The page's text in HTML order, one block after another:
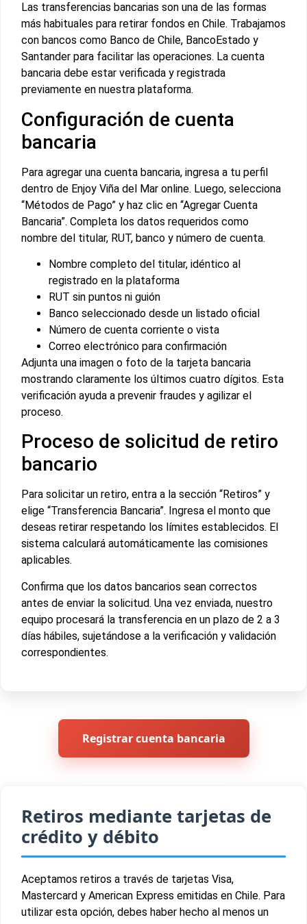
Las transferencias bancarias son una de las formas
más habituales para retirar fondos en Chile. Trabajamos
con bancos como Banco de Chile, BancoEstado y
Santander para facilitar las operaciones. La cuenta
bancaria debe estar verificada y registrada
previamente en nuestra plataforma.
Configuración de cuenta
bancaria
Para agregar una cuenta bancaria, ingresa a tu perfil
dentro de Enjoy Viña del Mar online. Luego, selecciona
“Métodos de Pago” y haz clic en “Agregar Cuenta
Bancaria”. Completa los datos requeridos como
nombre del titular, RUT, banco y número de cuenta.
Nombre completo del titular, idéntico al
registrado en la plataforma
RUT sin puntos ni guión
Banco seleccionado desde un listado oficial
Número de cuenta corriente o vista
Correo electrónico para confirmación
Adjunta una imagen o foto de la tarjeta bancaria
mostrando claramente los últimos cuatro dígitos. Esta
verificación ayuda a prevenir fraudes y agilizar el
proceso.
Proceso de solicitud de retiro
bancario
Para solicitar un retiro, entra a la sección “Retiros” y
elige “Transferencia Bancaria”. Ingresa el monto que
deseas retirar respetando los límites establecidos. El
sistema calculará automáticamente las comisiones
aplicables.
Confirma que los datos bancarios sean correctos
antes de enviar la solicitud. Una vez enviada, nuestro
equipo procesará la transferencia en un plazo de 2 a 3
días hábiles, sujetándose a la verificación y validación
correspondientes.
Registrar cuenta bancaria
Retiros mediante tarjetas de
crédito y débito
Aceptamos retiros a través de tarjetas Visa,
Mastercard y American Express emitidas en Chile. Para
utilizar esta opción, debes haber hecho al menos un